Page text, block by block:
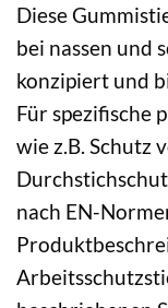
Diese
bei nassen und
konzipiert und
Für spezifische
wie z.B. Schutz
nach EN-